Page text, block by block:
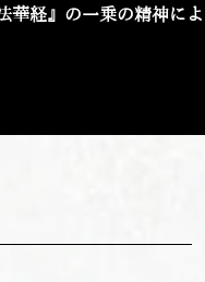
華経』の一乗の精神によ